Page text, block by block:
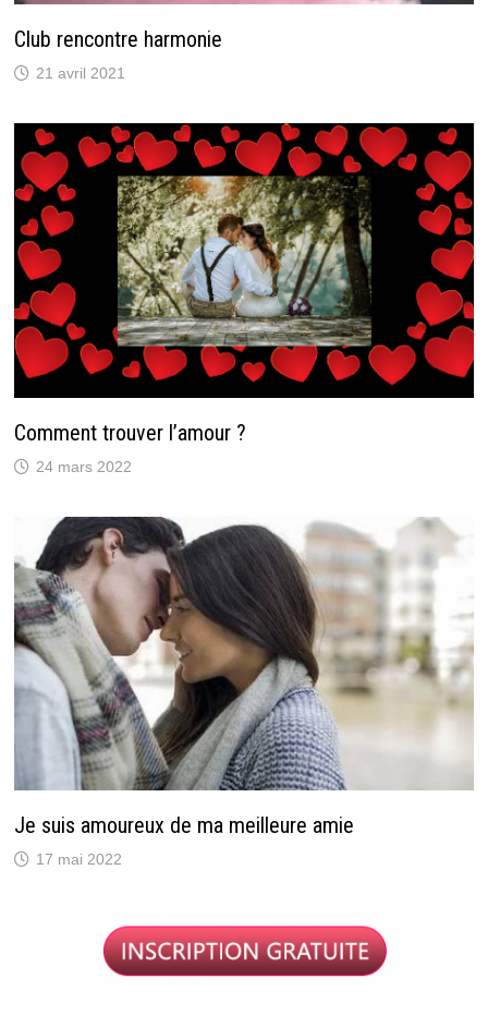
Club rencontre harmonie
21 avril 2021
Comment trouver l’amour ?
24 mars 2022
Je suis amoureux de ma meilleure amie
17 mai 2022